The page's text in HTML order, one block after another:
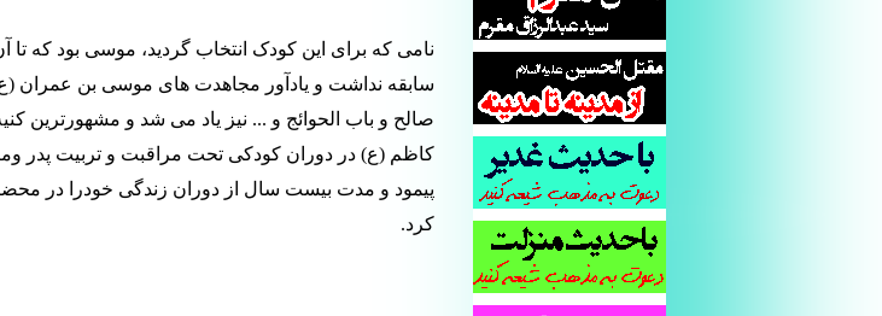
نامی که برای این کودک انتخاب گردید، موسی بود که
سابقه نداشت و یادآور مجاهدت های موسی بن عمران
صالح و باب الحوائج و ... نیز یاد می شد و مشهورترین
کاظم (ع) در دوران کودکی تحت مراقبت و تربیت پدر
پیمود و مدت بیست سال از دوران زندگی خودرا در
کرد.